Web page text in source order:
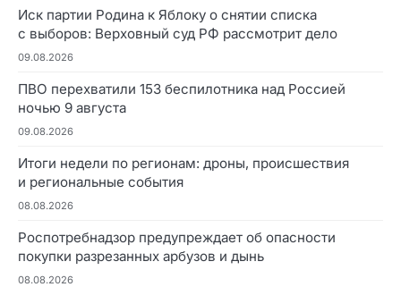
Иск партии Родина к Яблоку о снятии списка
с выборов: Верховный суд РФ рассмотрит дело
09.08.2026
ПВО перехватили 153 беспилотника над Россией
ночью 9 августа
09.08.2026
Итоги недели по регионам: дроны, происшествия
и региональные события
08.08.2026
Роспотребнадзор предупреждает об опасности
покупки разрезанных арбузов и дынь
08.08.2026